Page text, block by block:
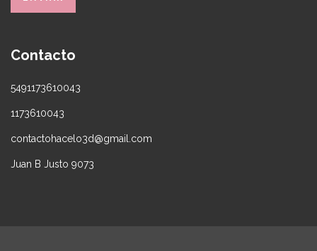
Contacto
5491173610043
1173610043
contactohacelo3d@gmail.com
Juan B Justo 9073